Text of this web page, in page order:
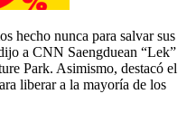
hecho nunca para salvar sus
a CNN Saengduean “Lek”
Park. Asimismo, destacó el
liberar a la mayoría de los